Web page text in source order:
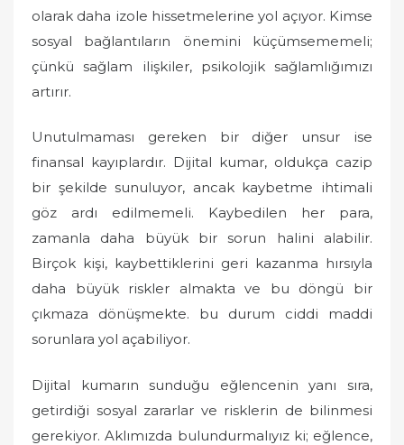
olarak daha izole hissetmelerine yol açıyor. Kimse
sosyal bağlantıların önemini küçümsememeli;
çünkü sağlam ilişkiler, psikolojik sağlamlığımızı
artırır.
Unutulmaması gereken bir diğer unsur ise
finansal kayıplardır. Dijital kumar, oldukça cazip
bir şekilde sunuluyor, ancak kaybetme ihtimali
göz ardı edilmemeli. Kaybedilen her para,
zamanla daha büyük bir sorun halini alabilir.
Birçok kişi, kaybettiklerini geri kazanma hırsıyla
daha büyük riskler almakta ve bu döngü bir
çıkmaza dönüşmekte. bu durum ciddi maddi
sorunlara yol açabiliyor.
Dijital kumarın sunduğu eğlencenin yanı sıra,
getirdiği sosyal zararlar ve risklerin de bilinmesi
gerekiyor. Aklımızda bulundurmalıyız ki; eğlence,